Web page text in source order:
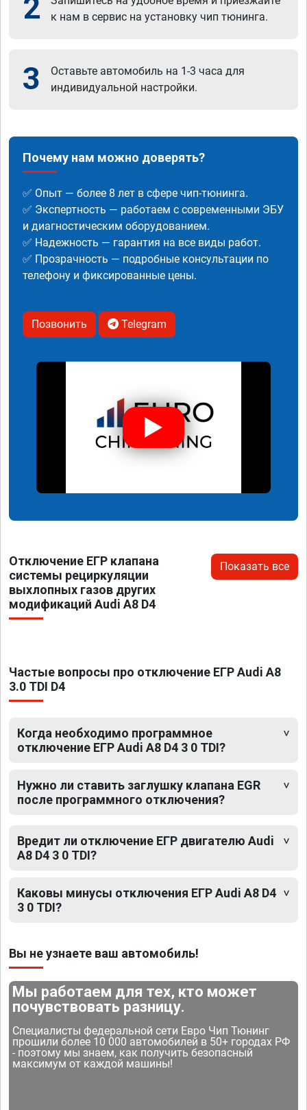
2
к нам в сервис на установку чип тюнинга.
3
Оставьте автомобиль на 1-3 часа для
индивидуальной настройки.
Почему нам можно доверять?
✅ Опыт — более 8 лет в сфере чип-тюнинга.
✅ Экспертность — работаем с современными ЭБУ
и диагностическим оборудованием.
✅ Надежность — гарантия на все виды работ.
✅ Прозрачность — подробные консультации по
телефону и фиксированные цены.
Позвонить Telegram
Отключение ЕГР клапана
системы рециркуляции
выхлопных газов других
модификаций Audi A8 D4
Показать все
Частые вопросы про отключение ЕГР Audi A8
3.0 TDI D4
Когда необходимо программное
отключение ЕГР Audi A8 D4 3 0 TDI?
Нужно ли ставить заглушку клапана EGR
после программного отключения?
Вредит ли отключение ЕГР двигателю Audi
A8 D4 3 0 TDI?
Каковы минусы отключения ЕГР Audi A8 D4
3 0 TDI?
Вы не узнаете ваш автомобиль!
Мы работаем для тех, кто может
почувствовать разницу.
Специалисты федеральной сети Евро Чип Тюнинг
прошили более 10 000 автомобилей в 50+ городах РФ
- поэтому мы знаем, как получить безопасный
максимум от каждой машины!